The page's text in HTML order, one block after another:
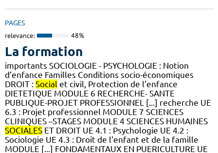
PAGES
relevance: 48%
La formation
importants SOCIOLOGIE - PSYCHOLOGIE : Notion
d’enfance Familles Conditions socio-économiques
DROIT : Social et civil, Protection de l’enfance
DIETETIQUE MODULE 6 RECHERCHE- SANTE
PUBLIQUE-PROJET PROFESSIONNEL [...] recherche UE
6.3 : Projet professionnel MODULE 7 SCIENCES
CLINIQUES –STAGES MODULE 4 SCIENCES HUMAINES
SOCIALES ET DROIT UE 4.1 : Psychologie UE 4.2 :
Sociologie UE 4.3 : Droit de l’enfant et de la famille
MODULE [...] FONDAMENTAUX EN PUERICULTURE UE